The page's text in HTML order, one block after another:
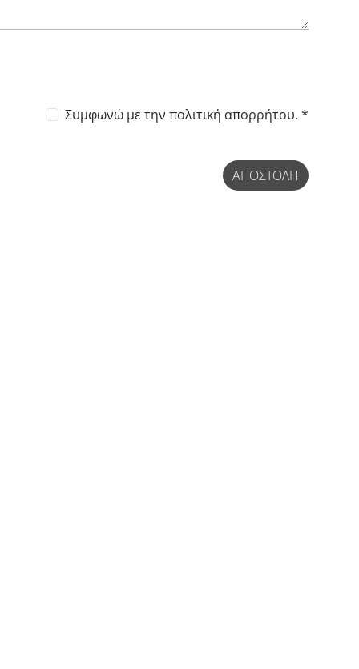
Συμφωνώ με την πολιτική απορρήτου. *
ΑΠΟΣΤΟΛΉ